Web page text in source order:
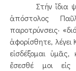
Στήν ἴδια
ἀπόστολος
παροτρύνσεις·
ἀφορίσθητε,
εἰσδέξομαι
ἔσεσθέ μοι εἰς